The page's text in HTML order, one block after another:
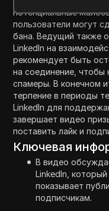
потенциальные
пользователи могут
бана. Ведущий также
LinkedIn на
рекомендует быть
на соединение, чтобы
спамеры. В конечном
терпение в периоды
LinkedIn для
завершает видео
поставить лайк и
Ключевая
В видео
LinkedIn,
показывает
подписчикам.